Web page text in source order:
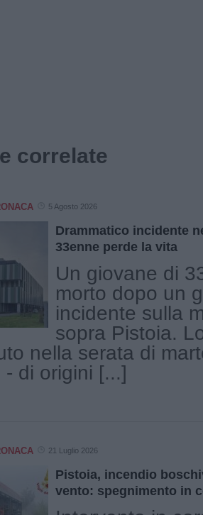
correlate
5 Agosto 2026
Drammatico incidente
33enne perde la vita
Un giovane di
morto dopo un
incidente sulla
sopra Pistoia.
nella serata di
- di origini [...]
21 Luglio 2026
Pistoia, incendio
vento: spegnimento in